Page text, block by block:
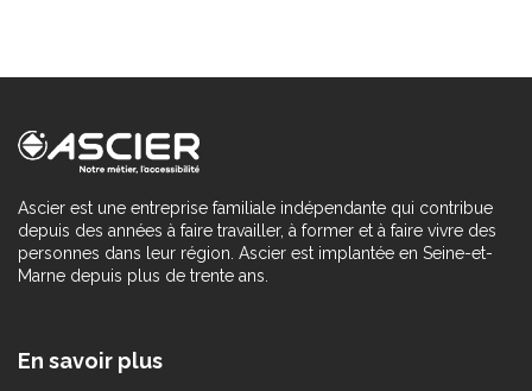
Ascier est une entreprise familiale indépendante qui contribue
depuis des années à faire travailler, à former et à faire vivre des
personnes dans leur région. Ascier est implantée en Seine-et-
Marne depuis plus de trente ans.
En savoir plus